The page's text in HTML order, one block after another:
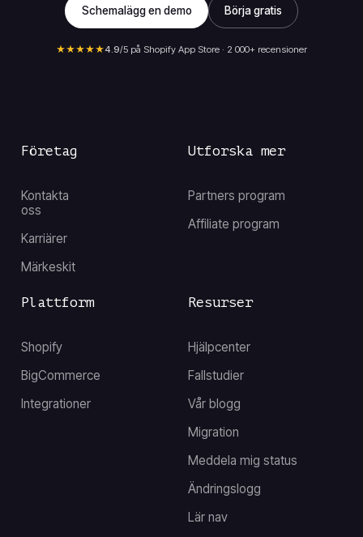
Schemalägg en demo Börja gratis
★★★★★4.9/5 på Shopify App Store · 2 000+ recensioner
Företag
Kontakta
oss
Karriärer
Märkeskit
Resurser
Hjälpcenter
Fallstudier
Vår blogg
Migration
Meddela mig status
Ändringslogg
Lär nav
Utforska mer
Partners program
Affiliate program
Plattform
Shopify
BigCommerce
Integrationer